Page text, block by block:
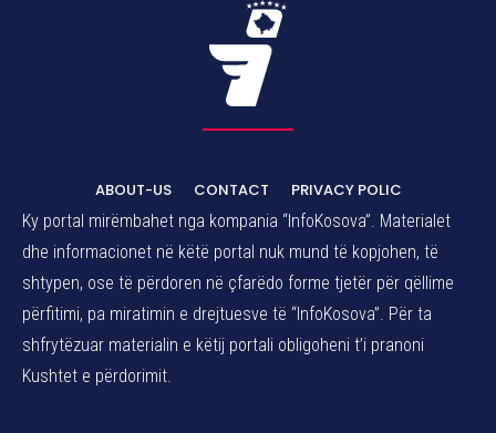
ABOUT-US CONTACT
PRIVACY POLIC
Ky portal mirëmbahet nga kompania “InfoKosova”. Materialet
dhe informacionet në këtë portal nuk mund të kopjohen, të
shtypen, ose të përdoren në çfarëdo forme tjetër për qëllime
përfitimi, pa miratimin e drejtuesve të “InfoKosova”. Për ta
shfrytëzuar materialin e këtij portali obligoheni t’i pranoni
Kushtet e përdorimit.